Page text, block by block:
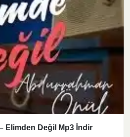
Elimden Değil Mp3 İndir